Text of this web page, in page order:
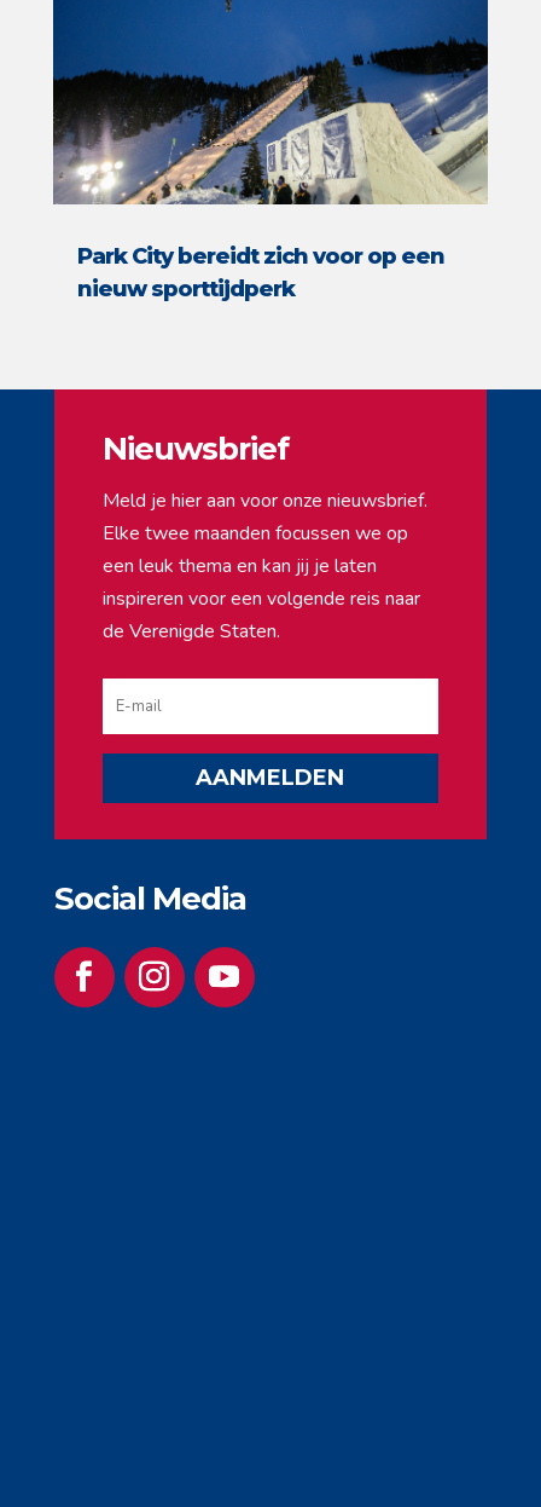
Park City bereidt zich voor op een
nieuw sporttijdperk
Nieuwsbrief
Meld je hier aan voor onze nieuwsbrief.
Elke twee maanden focussen we op
een leuk thema en kan jij je laten
inspireren voor een volgende reis naar
de Verenigde Staten.
AANMELDEN
Social Media